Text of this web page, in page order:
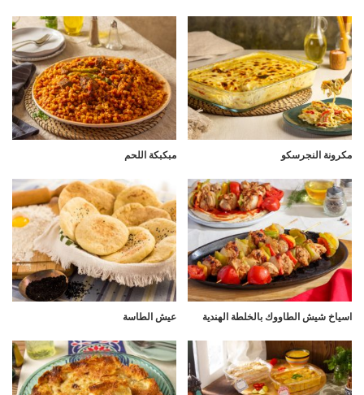
مكرونة النجرسكو مبكبكة اللحم
اسياخ شيش الطاووك بالخلطة الهندية عيش الطاسة